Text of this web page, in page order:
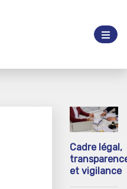
Cadre légal,
et vigilance